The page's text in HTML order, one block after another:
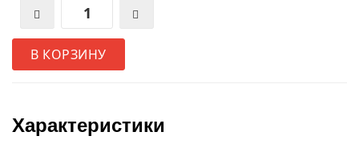
В КОРЗИНУ
Характеристики